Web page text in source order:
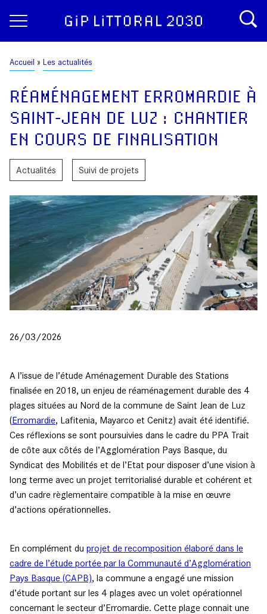
Fil
d'Ariane
Accueil Les actualités
RÉAMÉNAGEMENT ERROMARDIE À
SAINT-JEAN DE LUZ : CHANTIER
EN COURS DE FINALISATION
Actualités Suivi de projets
26/03/2026
A l’issue de l’étude Aménagement Durable des Stations
finalisée en 2018, un enjeu de réaménagement durable des 4
plages situées au Nord de la commune de Saint Jean de Luz
(Erromardie, Lafitenia, Mayarco et Cenitz) avait été identifié.
Ces réflexions se sont poursuivies dans le cadre du PPA Trait
de côte aux côtés de l’Agglomération Pays Basque, du
Syndicat des Mobilités et de l’Etat pour disposer d’une vision à
long terme avec un projet territorialisé durable et cohérent et
d’un cadre règlementaire compatible à la mise en œuvre
d’actions opérationnelles.
En complément du projet de recomposition élaboré dans le
cadre de l’étude portée par la Communauté d’Agglomération
Pays Basque (CAPB), la commune a engagé une mission
d’étude portant sur les 4 plages avec un volet opérationnel
concernant le secteur d’Erromardie. Cette plage connait une